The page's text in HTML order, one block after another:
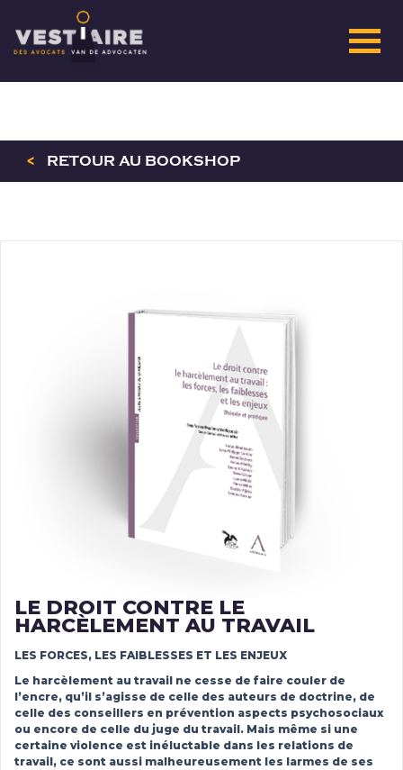
< RETOUR AU BOOKSHOP
LE DROIT CONTRE LE
HARCÈLEMENT AU TRAVAIL
LES FORCES, LES FAIBLESSES ET LES ENJEUX
Le harcèlement au travail ne cesse de faire couler de
l’encre, qu’il s’agisse de celle des auteurs de doctrine, de
celle des conseillers en prévention aspects psychosociaux
ou encore de celle du juge du travail. Mais même si une
certaine violence est inéluctable dans les relations de
travail, ce sont aussi malheureusement les larmes de ses